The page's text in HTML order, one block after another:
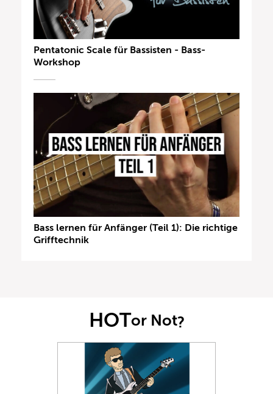
Pentatonic Scale für Bassisten - Bass-
Workshop
Bass lernen für Anfänger (Teil 1): Die richtige
Grifftechnik
HOTor Not?